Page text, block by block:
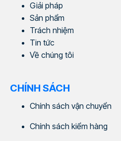
Giải pháp
Sản phẩm
Trách nhiệm
Tin tức
Về chúng tôi
CHÍNH SÁCH
Chính sách vận chuyển
Chính sách kiểm hàng